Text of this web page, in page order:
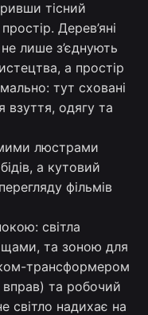
тісний
Дерев’яні
лише з’єднують
а простір
тут сховані
взуття, одягу та
люстрами
а кутовий
фільмів
світла
та зоною для
трансформером
вправ) та робочий
світло надихає на